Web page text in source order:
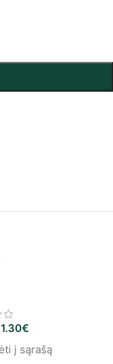
1.30€